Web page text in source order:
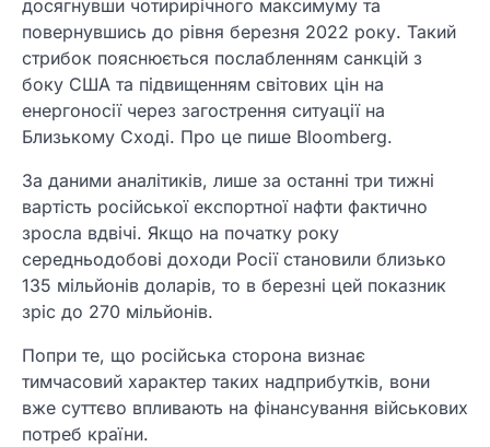
досягнувши чотирирічного максимуму та
повернувшись до рівня березня 2022 року. Такий
стрибок пояснюється послабленням санкцій з
боку США та підвищенням світових цін на
енергоносії через загострення ситуації на
Близькому Сході. Про це пише Bloomberg.
За даними аналітиків, лише за останні три тижні
вартість російської експортної нафти фактично
зросла вдвічі. Якщо на початку року
середньодобові доходи Росії становили близько
135 мільйонів доларів, то в березні цей показник
зріс до 270 мільйонів.
Попри те, що російська сторона визнає
тимчасовий характер таких надприбутків, вони
вже суттєво впливають на фінансування військових
потреб країни.